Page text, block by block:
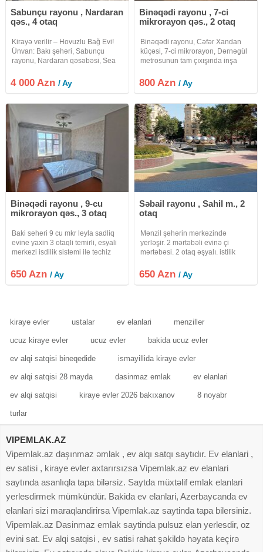
Sabunçu rayonu , Nardaran
qəs., 4 otaq
Kirayə verilir – Hovuzlu Bağ Evi!
Ünvan: Bakı şəhəri, Sabunçu
rayonu, Nardaran qəsəbəsi, Sea
torpaq sahəsində yerləşən, ümumi
sahəsi 192 m² olan 4 otaqlı, geniş
4 000 Azn/ Ay
Binəqədi rayonu , 7-ci
mikrorayon qəs., 2 otaq
Binəqədi rayonu, Cəfər Xandan
küçəsi, 7-ci mikrorayon, Dərnəgül
metrosunun tam çıxışında inşa
Kompleksində yeni tikili 15
mərtəbəli binanın 5-ci
kvm olan QANUNİ 2
800 Azn/ Ay
Binəqədi rayonu , 9-cu
mikrorayon qəs., 3 otaq
Baki seheri 9 cu mkr leyla sadliq
evine yaxin 3 otaqli temirli, esyali
merkezi isdilik sistemi ile techiz
650 Azn/ Ay
Səbail rayonu , Sahil m., 2
otaq
Mənzil şəhərin mərkəzində
yerləşir. 2 mərtəbəli evinə çi
mərtəbəsi. 2 otaq əşyalı. istilik
qalanlara kirayə verilir.
650 Azn/ Ay
kiraye evler ustalar ev elanlari menziller
ucuz kiraye evler ucuz evler bakida ucuz evler
ev alqi satqisi bineqedide ismayillida kiraye evler
ev alqi satqisi 28 mayda dasinmaz emlak ev elanlari
ev alqi satqisi kiraye evler 2026 bakıxanov 8 noyabr
turlar
VIPEMLAK.AZ
Vipemlak.az daşınmaz əmlak , ev alqı satqı saytıdır. Ev elanlari ,
ev satisi , kiraye evler axtarırsızsa Vipemlak.az ev elanlari
saytında asanlıqla tapa bilərsiz. Saytda müxtəlif emlak elanlari
yerlesdirmek mümkündür. Bakida ev elanlari, Azerbaycanda ev
elanlari sizi maraqlandirirsa Vipemlak.az saytinda tapa bilersiniz.
Vipemlak.az Dasinmaz emlak saytinda pulsuz elan yerlesdir, oz
evini sat. Ev alqi satqisi , ev satisi rahat şəkildə həyata keçirə